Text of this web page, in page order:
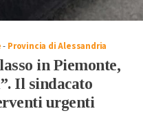
- Provincia di Alessandria
in Piemonte,
Il sindacato
urgenti